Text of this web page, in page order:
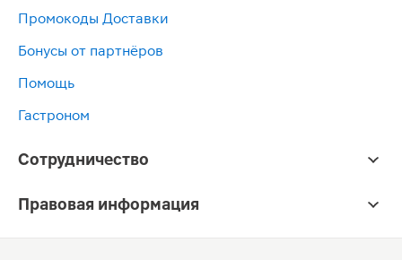
Промокоды Доставки
Бонусы от партнёров
Помощь
Гастроном
Сотрудничество
Правовая информация